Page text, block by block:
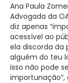
Ana Paula
Advogada da
diz apenas
acessível ao
ela discorda da
alguém do teu
isso não pode
importunação”,